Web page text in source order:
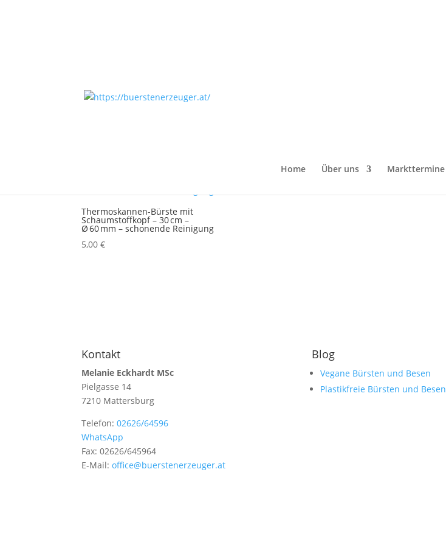
Home Über uns Markttermine
Start / Produkte verschlagwortet mit „Isolierflaschenbürste“
Thermoskannen-Bürste mit
Schaumstoffkopf – 30 cm –
Ø 60 mm – schonende Reinigung
5,00€
Kontakt
Melanie Eckhardt MSc
Pielgasse 14
7210 Mattersburg
Telefon:02626/64596
WhatsApp
Fax: 02626/645964
E-Mail:office@buerstenerzeuger.at
Blog
Vegane Bürsten und Besen
Plastikfreie Bürsten und Besen